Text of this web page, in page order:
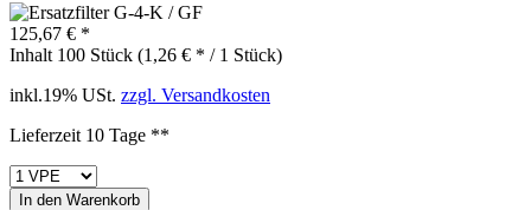
125,67 € *
Inhalt 100 Stück (1,26 € * / 1 Stück)
inkl.19% USt. zzgl. Versandkosten
Lieferzeit 10 Tage **
In den Warenkorb